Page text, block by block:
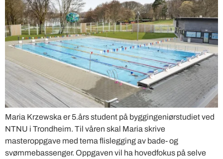
Maria Krzewska er 5.års student på byggingeniørstudiet ved
NTNU i Trondheim. Til våren skal Maria skrive
masteroppgave med tema flislegging av bade- og
svømmebassenger. Oppgaven vil ha hovedfokus på selve